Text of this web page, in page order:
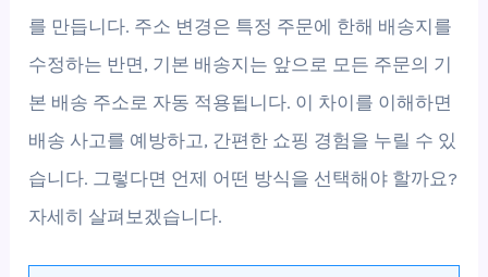
를 만듭니다. 주소 변경은 특정 주문에 한해 배송지를
수정하는 반면, 기본 배송지는 앞으로 모든 주문의 기
본 배송 주소로 자동 적용됩니다. 이 차이를 이해하면
배송 사고를 예방하고, 간편한 쇼핑 경험을 누릴 수 있
습니다. 그렇다면 언제 어떤 방식을 선택해야 할까요?
자세히 살펴보겠습니다.